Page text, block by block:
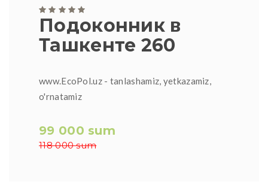
Подоконник в
Ташкенте 260
www.EcoPol.uz - tanlashamiz, yetkazamiz,
o'rnatamiz
99 000 sum
118 000 sum